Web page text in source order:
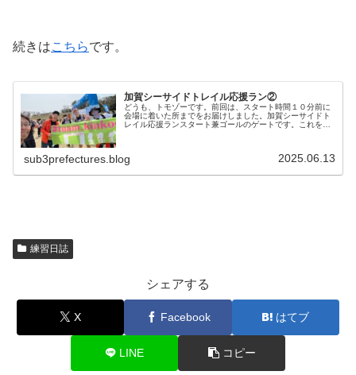
続きはこちらです。
加賀シーサイドトレイル応援ラン②
どうも、トモゾーです。前回は、スタート時間１０分前に
会場に着いた所までをお届けしました。加賀シーサイドト
レイル応援ランスタート兼ゴールのゲートです。これを見
sub3prefectures.blog 2025.06.13
練習日誌
シェアする
X Facebook はてブ
LINE コピー